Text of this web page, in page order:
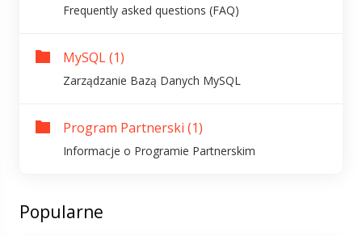
Frequently asked questions (FAQ)
MySQL (1)
Zarządzanie Bazą Danych MySQL
Program Partnerski (1)
Informacje o Programie Partnerskim
Popularne